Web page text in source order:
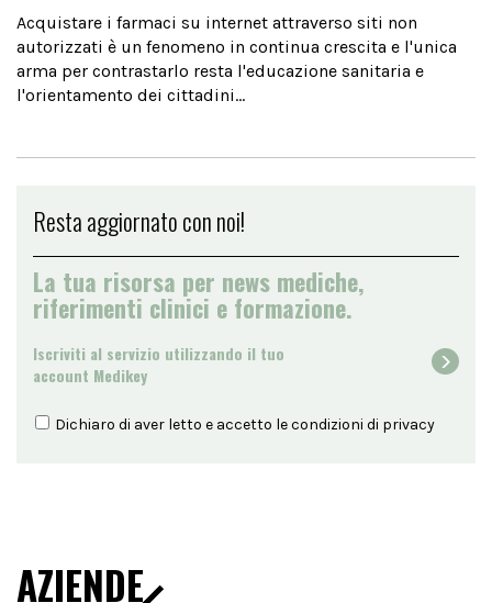
Acquistare i farmaci su internet attraverso siti non
autorizzati è un fenomeno in continua crescita e l'unica
arma per contrastarlo resta l'educazione sanitaria e
l'orientamento dei cittadini...
Resta aggiornato con noi!
La tua risorsa per news mediche,
riferimenti clinici e formazione.
Iscriviti al servizio utilizzando il tuo
account Medikey
Dichiaro di aver letto e accetto le condizioni di privacy
AZIENDE